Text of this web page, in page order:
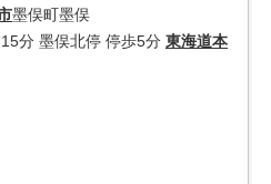
墨俣町墨俣
分 墨俣北停 停歩5分 東海道本